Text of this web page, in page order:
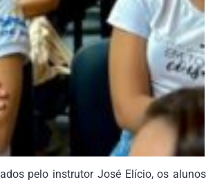
pelo instrutor José Elício, os alunos